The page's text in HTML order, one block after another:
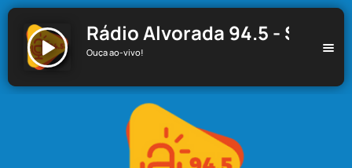
Rádio Alvorada 94.5 - Santa
Ouça ao-vivo!